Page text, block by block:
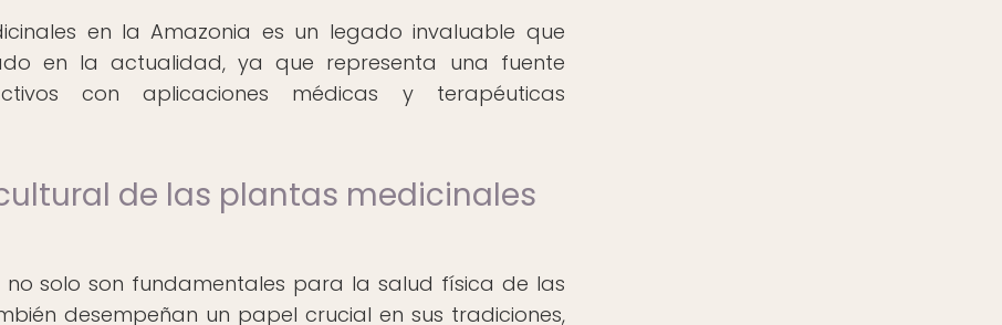
en la Amazonia es un legado invaluable que
en la actualidad, ya que representa una fuente
con aplicaciones médicas y terapéuticas
de las plantas medicinales
solo son fundamentales para la salud física de las
desempeñan un papel crucial en sus tradiciones,